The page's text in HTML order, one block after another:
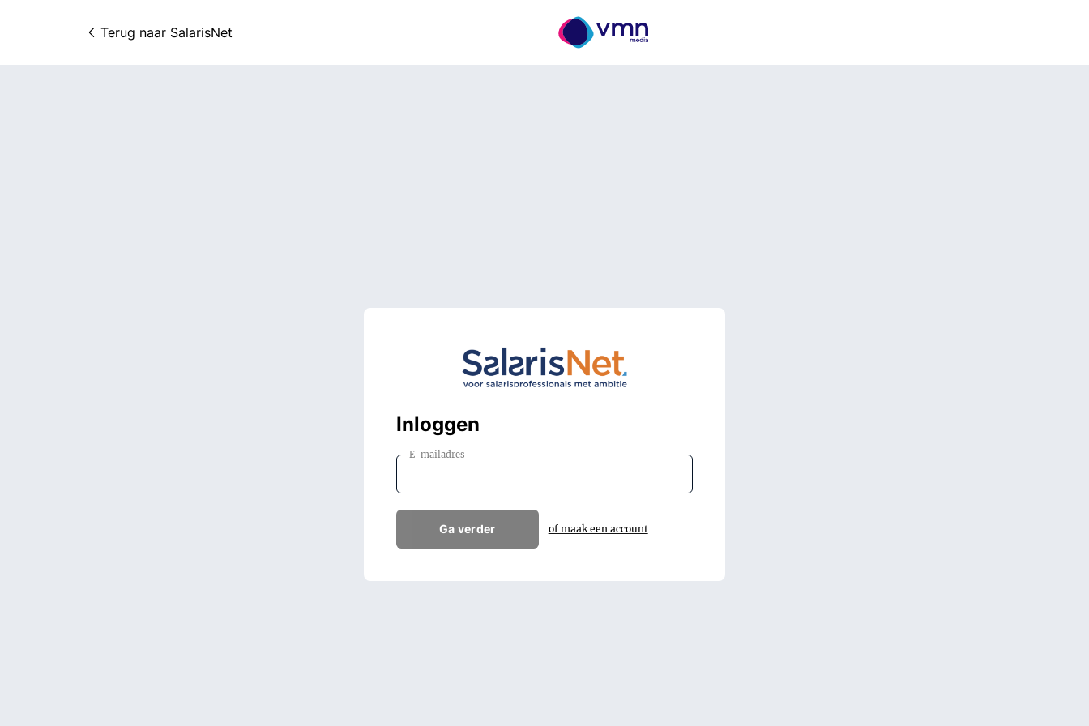
Terug naar SalarisNet
Inloggen
E-mailadres
Ga verder of maak een account